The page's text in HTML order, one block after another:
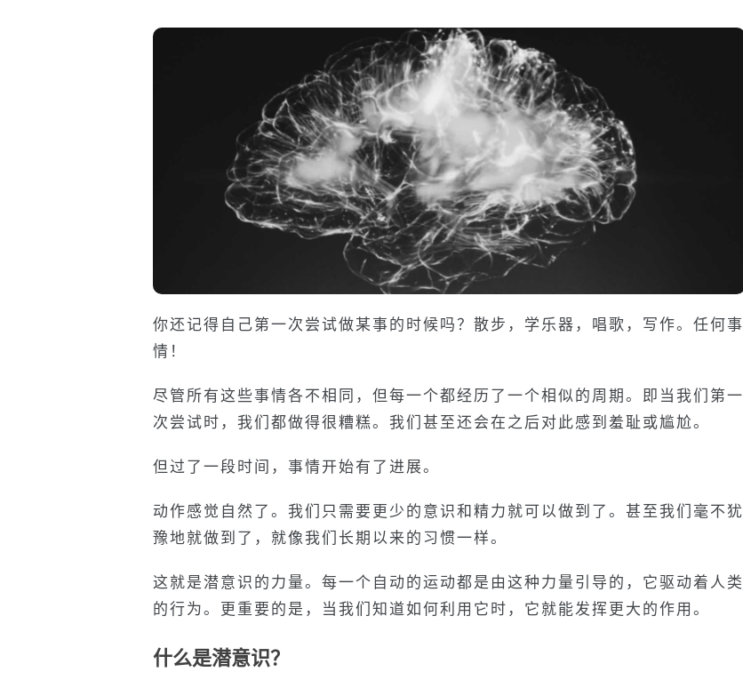
你还记得自己第一次尝试做某事的时候吗？散步，学乐器，唱歌，写作。任何事
情！
尽管所有这些事情各不相同，但每一个都经历了一个相似的周期。即当我们第一
次尝试时，我们都做得很糟糕。我们甚至还会在之后对此感到羞耻或尴尬。
但过了一段时间，事情开始有了进展。
动作感觉自然了。我们只需要更少的意识和精力就可以做到了。甚至我们毫不犹
豫地就做到了，就像我们长期以来的习惯一样。
这就是潜意识的力量。每一个自动的运动都是由这种力量引导的，它驱动着人类
的行为。更重要的是，当我们知道如何利用它时，它就能发挥更大的作用。
什么是潜意识？